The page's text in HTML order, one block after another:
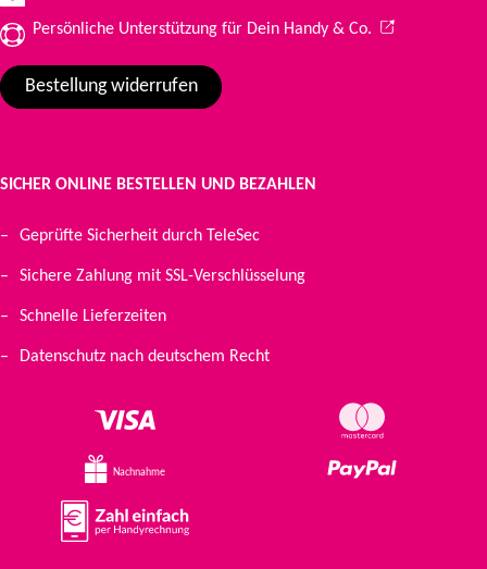
Persönliche Unterstützung für Dein Handy & Co. (Wird in einem
Bestellung widerrufen
SICHER ONLINE BESTELLEN UND BEZAHLEN
Geprüfte Sicherheit durch TeleSec
Sichere Zahlung mit SSL-Verschlüsselung
Schnelle Lieferzeiten
Datenschutz nach deutschem Recht
Nachnahme